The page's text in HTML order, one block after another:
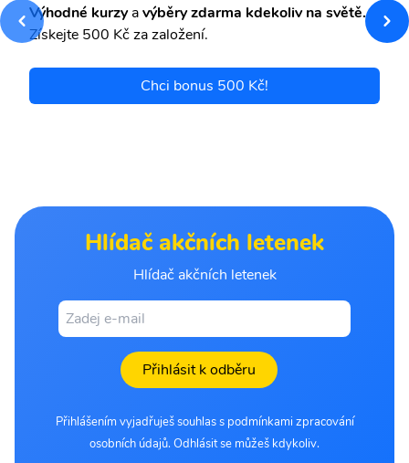
Výhodné kurzyavýběry zdarma kdekoliv na světě.
Získejte 500 Kč za založení.
Chci bonus 500 Kč!
Hlídač akčních letenek
Hlídač akčních letenek
Přihlásit k odběru
Přihlášením vyjadřuješ souhlas s podmínkami zpracování
osobních údajů. Odhlásit se můžeš kdykoliv.